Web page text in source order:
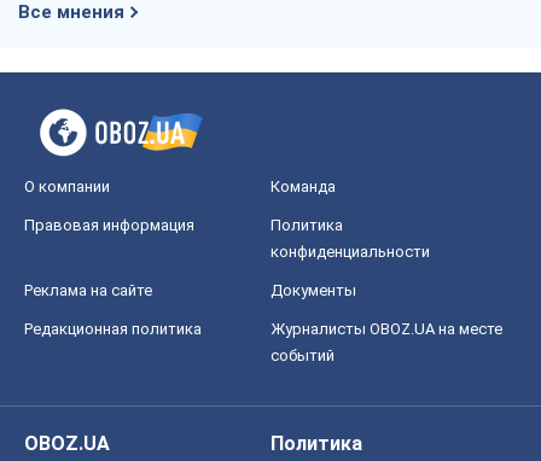
Все мнения
О компании Команда
Правовая информация
Политика
конфиденциальности
Реклама на сайте Документы
Редакционная политика
Журналисты OBOZ.UA на месте
событий
OBOZ.UA
Политика